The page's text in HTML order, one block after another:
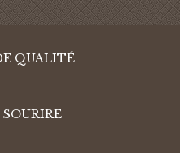
QUALITÉ